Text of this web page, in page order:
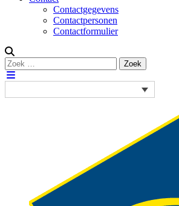
Contactgegevens
Contactpersonen
Contactformulier
Zoeken
naar:
Zoek